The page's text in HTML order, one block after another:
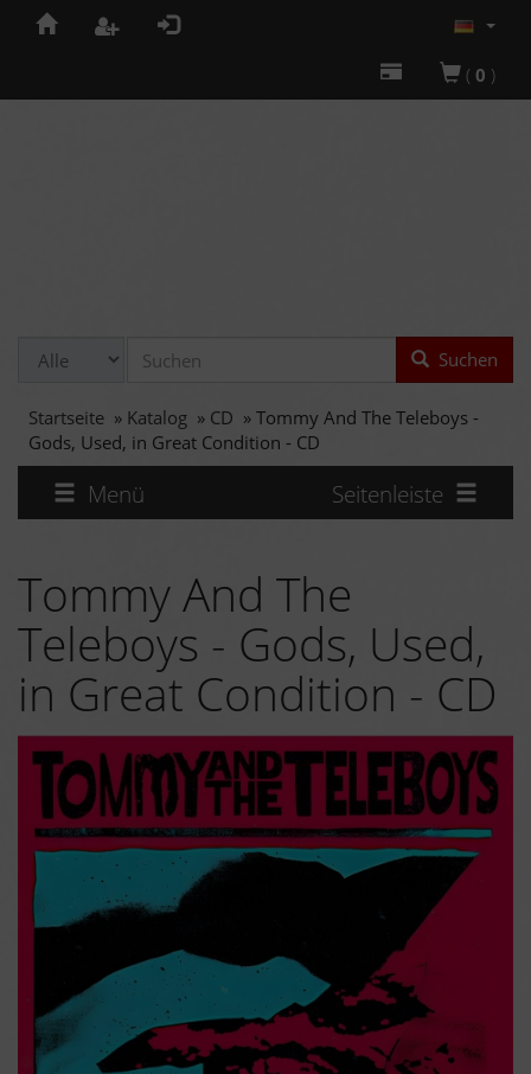
( 0 )
Suchen
Startseite » Katalog » CD » Tommy And The Teleboys -
Gods, Used, in Great Condition - CD
Menü Seitenleiste
Tommy And The
Teleboys - Gods, Used,
in Great Condition - CD